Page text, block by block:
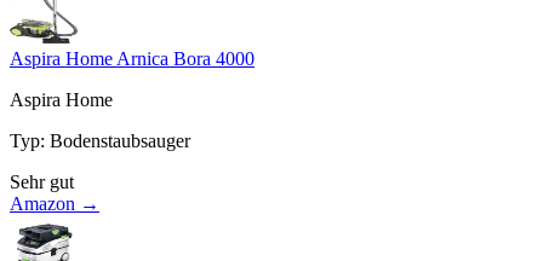
Aspira Home Arnica Bora 4000
Aspira Home
Typ: Bodenstaubsauger
Sehr gut
Amazon →